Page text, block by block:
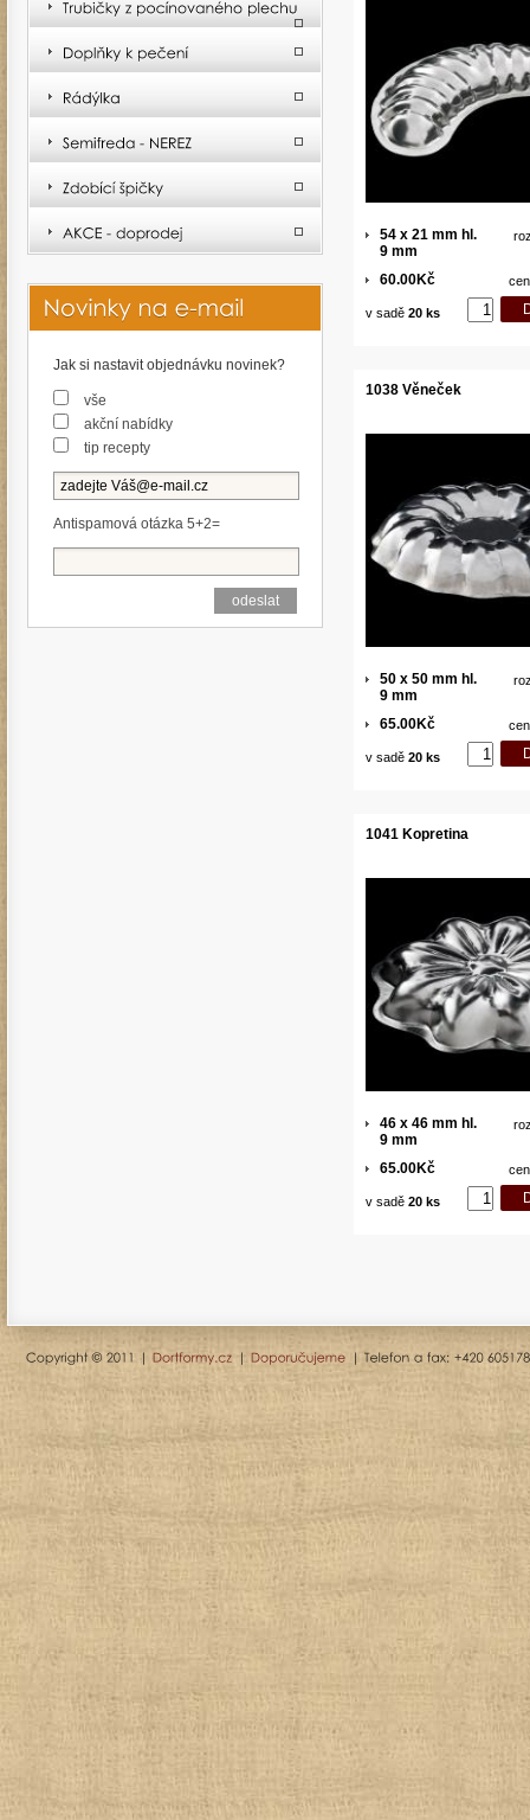
54 x 21 mm hl.
9 mm
60.00Kč
v sadě 20 ks
1038 Věneček
50 x 50 mm hl.
9 mm
65.00Kč
v sadě 20 ks
1041 Kopretina
46 x 46 mm hl.
9 mm
65.00Kč
v sadě 20 ks
Jak si nastavit objednávku novinek?
vše
akční nabídky
tip recepty
Antispamová otázka 5+2=